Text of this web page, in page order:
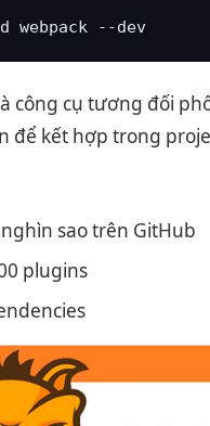
webpack --dev
công cụ tương đối
để kết hợp trong
sao trên GitHub
plugins